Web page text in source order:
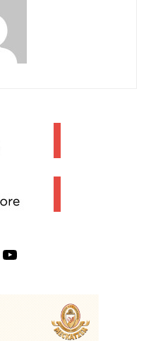
YouTube